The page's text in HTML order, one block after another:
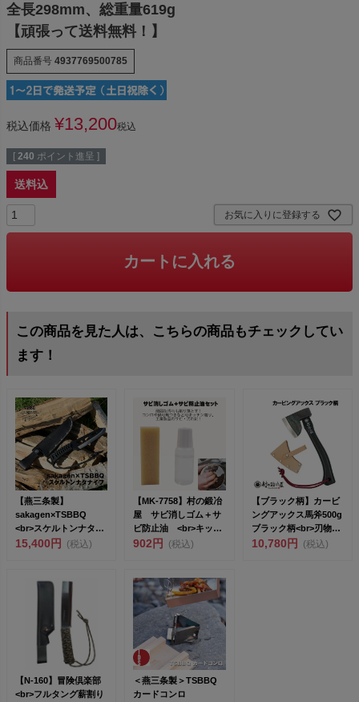
全長298mm、総重量619g
【頑張って送料無料！】
商品番号 4937769500785
税込価格 ¥13,200税込
[ 240 ポイント進呈 ]
送料込
お気に入りに登録する
カートに入れる
この商品を見た人は、こちらの商品もチェックしてい
ます！
【燕三条製】
sakagen×TSBBQ
<br>スケルトンナタナ
イフ T...
15,400円 (税込)
【MK-7758】村の鍛冶
屋 サビ消しゴム＋サ
ビ防止油 <br>キッチ
ン...
902円 (税込)
【ブラック柄】カービ
ングアックス馬斧500g
ブラック柄<br>刃物の
本...
10,780円 (税込)
【N-160】冒険倶楽部
<br>フルタング薪割り
＜燕三条製＞TSBBQ
カードコンロ